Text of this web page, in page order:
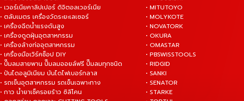
• เวอร์เนียคาลิปเปอร์ ดิจิตอลเวอร์เนีย
• ตลับเมตร เครื่องวัดระยะเลเซอร์
• เครื่องฉีดน้ำแรงดันสูง
• เครื่องดูดฝุ่นอุตสาหกรรม
• เครื่องล้างท่ออุตสาหกรรม
• เครื่องมือเวิร์คช็อป DIY
• ปั๊มลมสายพาน ปั๊มลมออยล์ฟรี ปั๊มลมทุกชนิด
• ปันไดอลูมิเนียม บันไดไฟเบอร์กลาส
• รถเข็นอุตสาหกรรม รถเข็นเฉพาะทาง
• กาว น้ำยาเช็ครอยร้าว ซิลิโคน
• MITUTOYO
• MOLYKOTE
• NOVATORK
• OKURA
• OMASTAR
• PBSWISSTOOLS
• RIDGID
• SANKI
• SENATOR
• STARKE